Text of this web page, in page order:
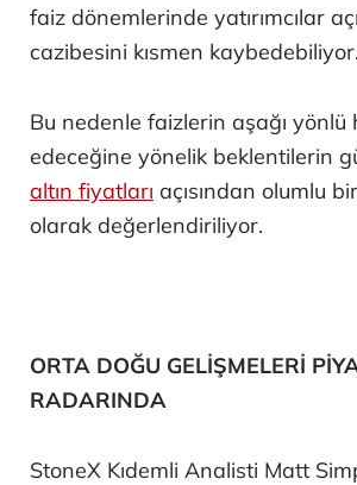
faiz dönemlerinde yatırımcılar
cazibesini kısmen kaybedebiliyor.
Bu nedenle faizlerin aşağı yönlü
edeceğine yönelik beklentilerin
altın fiyatları açısından olumlu
olarak değerlendiriliyor.
ORTA DOĞU GELİŞMELERİ
RADARINDA
StoneX Kıdemli Analisti Matt